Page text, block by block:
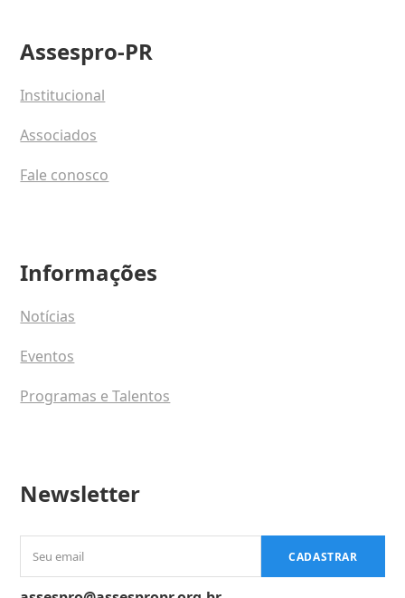
Assespro-PR
Institucional
Associados
Fale conosco
Informações
Notícias
Eventos
Programas e Talentos
Newsletter
email
CADASTRAR